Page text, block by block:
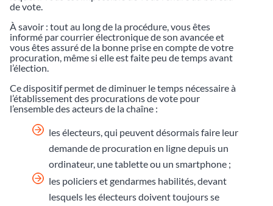
de vote.
À savoir : tout au long de la procédure, vous êtes
informé par courrier électronique de son avancée et
vous êtes assuré de la bonne prise en compte de votre
procuration, même si elle est faite peu de temps avant
l’élection.
Ce dispositif permet de diminuer le temps nécessaire à
l’établissement des procurations de vote pour
l’ensemble des acteurs de la chaîne :
les électeurs, qui peuvent désormais faire leur
demande de procuration en ligne depuis un
ordinateur, une tablette ou un smartphone ;
les policiers et gendarmes habilités, devant
lesquels les électeurs doivent toujours se